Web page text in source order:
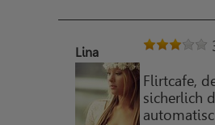
Lina
Flirtcafe,
sicherlich